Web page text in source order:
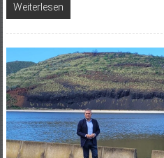
Weiterlesen